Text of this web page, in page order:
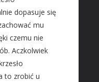
dopasuje się
mu
czemu nie
Aczkolwiek
to zrobić u